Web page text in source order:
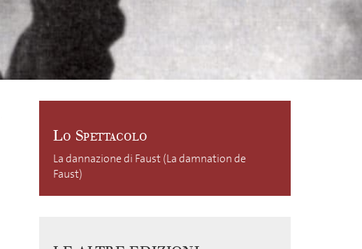
Lo Spettacolo
La dannazione di Faust (La damnation de
Faust)